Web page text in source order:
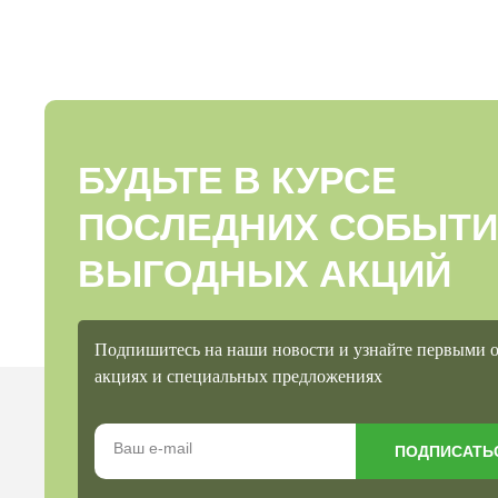
БУДЬТЕ В КУРСЕ
ПОСЛЕДНИХ
ВЫГОДНЫХ АКЦИЙ
Подпишитесь на наши новости и узнайте первыми
акциях и специальных предложениях